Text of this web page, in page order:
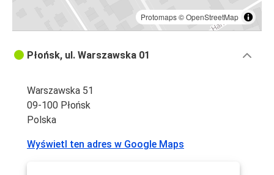
Protomaps©OpenStreetMap
Płońsk, ul. Warszawska 01
Warszawska 51
09-100 Płońsk
Polska
Wyświetl ten adres w Google Maps